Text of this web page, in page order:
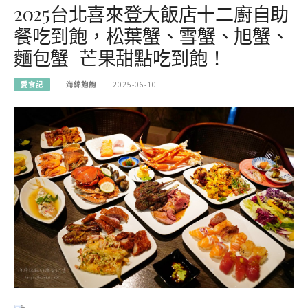
2025台北喜來登大飯店十二廚自助
餐吃到飽，松葉蟹、雪蟹、旭蟹、
麵包蟹+芒果甜點吃到飽！
愛食記 海綿飽飽 2025-06-10